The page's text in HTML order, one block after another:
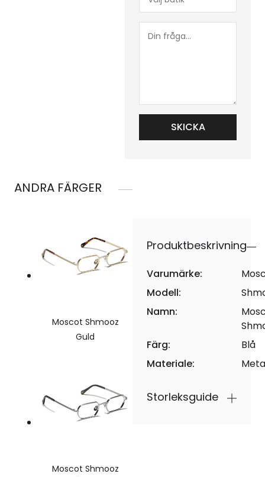
(Obligatoriskt)
fråga...
ANDRA FÄRGER
Moscot Shmooz
Guld
Moscot Shmooz
Produktbeskrivning
Varumärke:
Modell:
Namn:
Färg:
Blå
Materiale:
Storleksguide